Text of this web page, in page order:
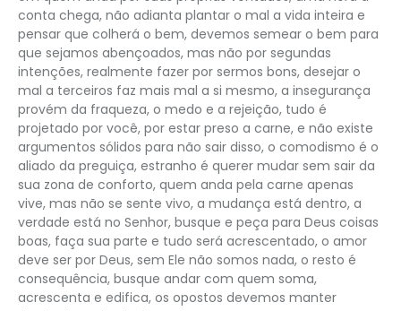
conta chega, não adianta plantar o mal a vida inteira e
pensar que colherá o bem, devemos semear o bem para
que sejamos abençoados, mas não por segundas
intenções, realmente fazer por sermos bons, desejar o
mal a terceiros faz mais mal a si mesmo, a insegurança
provém da fraqueza, o medo e a rejeição, tudo é
projetado por você, por estar preso a carne, e não existe
argumentos sólidos para não sair disso, o comodismo é o
aliado da preguiça, estranho é querer mudar sem sair da
sua zona de conforto, quem anda pela carne apenas
vive, mas não se sente vivo, a mudança está dentro, a
verdade está no Senhor, busque e peça para Deus coisas
boas, faça sua parte e tudo será acrescentado, o amor
deve ser por Deus, sem Ele não somos nada, o resto é
consequência, busque andar com quem soma,
acrescenta e edifica, os opostos devemos manter